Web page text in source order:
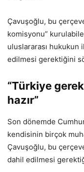
Çavuşoğlu, bu
komisyonu”
uluslararası hukukun
edilmesi gerektiğini
“Türkiye
hazır”
Son dönemde
kendisinin birçok
Çavuşoğlu, bu
dahil edilmesi